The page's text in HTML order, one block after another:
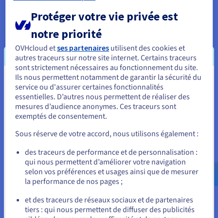
Les fichiers stockés sur Google Drive ou Dropbox résident sur
des serveurs américains soumis au CLOUD Act. Sur un VPS
OVHcloud en France ou en Allemagne, vos données restent en
Europe sous le RGPD, conservées dans un datacenter jamais
obligé de répondre à des ordonnances légales non
européennes. Pour les médecins, avocats, comptables et
professionnels traitant des données confidentielles, cette
distinction n'est pas optionnelle. NotreVPS protégé contre
les DDoSfournit la sécurité au niveau du réseau avec un
hébergement de datacenter conforme au RGPD.
Données hébergées exclusivement dans le datacenter
européen OVHcloud de votre choix.
explicite
Le chiffrement de bout en bout est disponible pour les
dossiers sensibles via l'application Nextcloud E2EE
Google Workspace facture au moins 6 euros par utilisateur et
Vous semblez être localisé en États-
Unis.
Pour commander, rendez-vous sur le site de votre pays (États-
Allez sur le site États-Unis
us.ovhcloud.com/
Anglais USD - $
ou
Rester sur le site actuel
Protéger votre vie privée est
notre priorité
OVHcloud etses partenaires utilisent des cookies et
autres traceurs sur notre site internet. Certains traceurs
sont strictement nécessaires au fonctionnement du site.
Ils nous permettent notamment de garantir la sécurité du
service ou d'assurer certaines fonctionnalités
essentielles. D’autres nous permettent de réaliser des
mesures d’audience anonymes. Ces traceurs sont
exemptés de consentement.
Sous réserve de votre accord, nous utilisons également :
des traceurs de performance et de personnalisation :
qui nous permettent d’améliorer votre navigation
selon vos préférences et usages ainsi que de mesurer
la performance de nos pages ;
et des traceurs de réseaux sociaux et de partenaires
tiers : qui nous permettent de diffuser des publicités